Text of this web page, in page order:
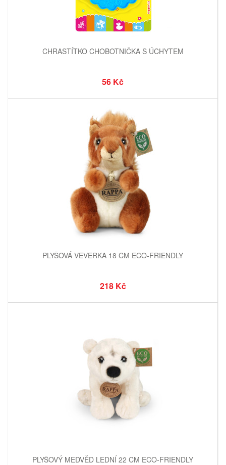
CHRASTÍTKO CHOBOTNIČKA S ÚCHYTEM
56 Kč
PLYŠOVÁ VEVERKA 18 CM ECO-FRIENDLY
218 Kč
PLYŠOVÝ MEDVĚD LEDNÍ 22 CM ECO-FRIENDLY